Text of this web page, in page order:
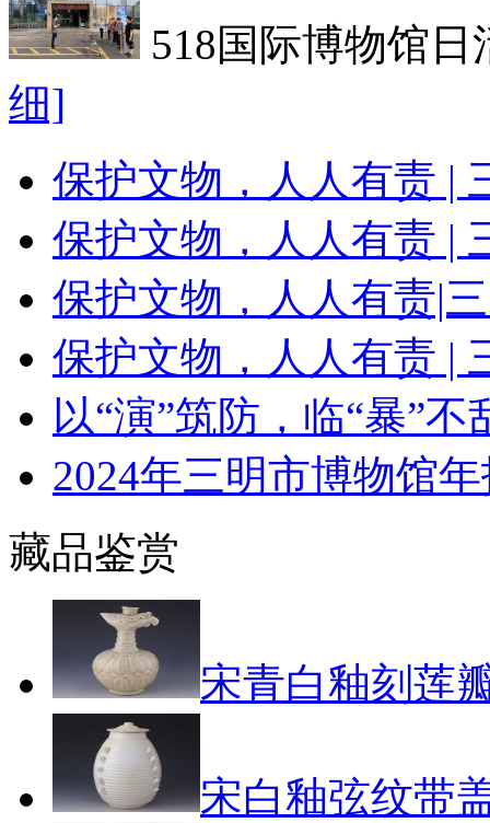
518国际博物馆
细]
保护文物，人人有责 |
保护文物，人人有责 |
保护文物，人人有责|
保护文物，人人有责 |
以“演”筑防，临“暴”
2024年三明市博物馆
藏品鉴赏
宋青白釉刻莲
宋白釉弦纹带